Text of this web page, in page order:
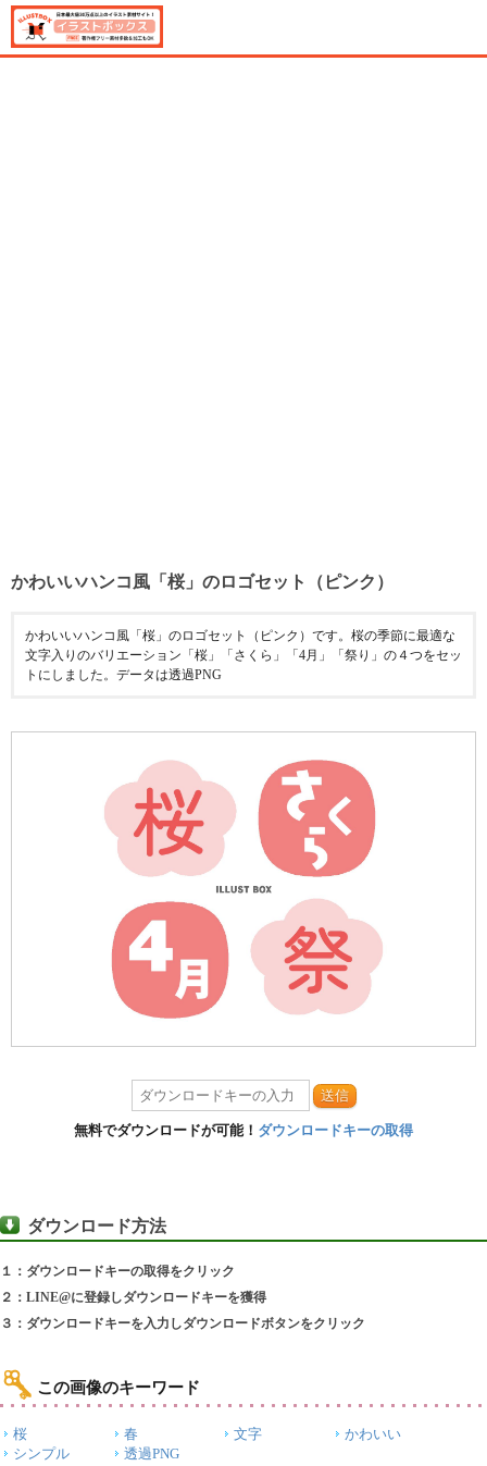
かわいいハンコ風「桜」のロゴセット（ピンク）
かわいいハンコ風「桜」のロゴセット（ピンク）です。桜の季節に最適な
文字入りのバリエーション「桜」「さくら」「4月」「祭り」の４つをセッ
トにしました。データは透過PNG
送信
無料でダウンロードが可能！ ダウンロードキーの取得
ダウンロード方法
１：ダウンロードキーの取得をクリック
２：LINE@に登録しダウンロードキーを獲得
３：ダウンロードキーを入力しダウンロードボタンをクリック
この画像のキーワード
桜 春 文字
かわいい
シンプル
透過PNG